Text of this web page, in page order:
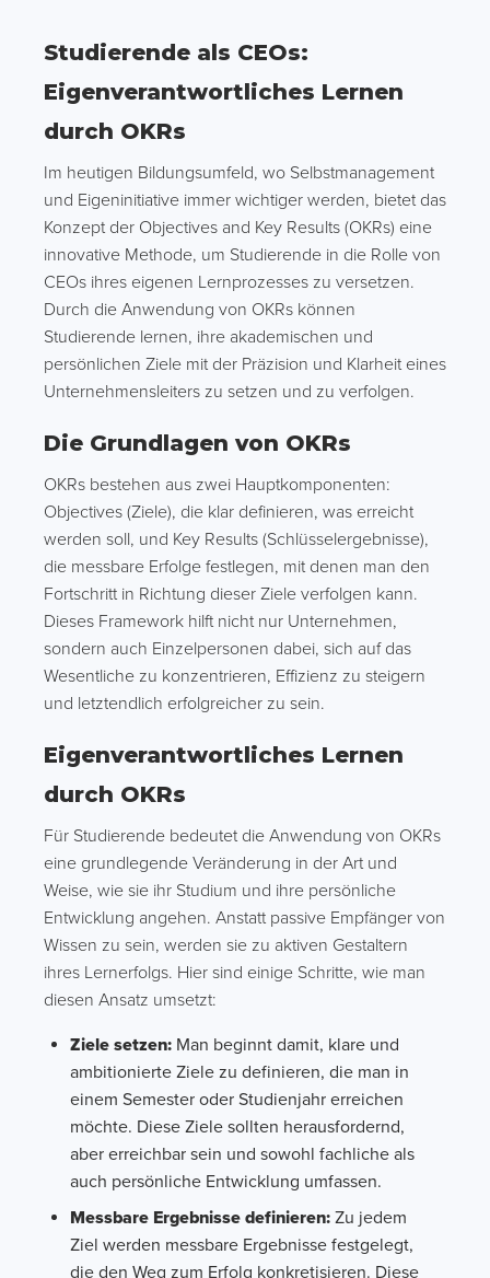
Studierende als CEOs:
Eigenverantwortliches Lernen
durch OKRs
Im heutigen Bildungsumfeld, wo Selbstmanagement
und Eigeninitiative immer wichtiger werden, bietet das
Konzept der Objectives and Key Results (OKRs) eine
innovative Methode, um Studierende in die Rolle von
CEOs ihres eigenen Lernprozesses zu versetzen.
Durch die Anwendung von OKRs können
Studierende lernen, ihre akademischen und
persönlichen Ziele mit der Präzision und Klarheit eines
Unternehmensleiters zu setzen und zu verfolgen.
Die Grundlagen von OKRs
OKRs bestehen aus zwei Hauptkomponenten:
Objectives (Ziele), die klar definieren, was erreicht
werden soll, und Key Results (Schlüsselergebnisse),
die messbare Erfolge festlegen, mit denen man den
Fortschritt in Richtung dieser Ziele verfolgen kann.
Dieses Framework hilft nicht nur Unternehmen,
sondern auch Einzelpersonen dabei, sich auf das
Wesentliche zu konzentrieren, Effizienz zu steigern
und letztendlich erfolgreicher zu sein.
Eigenverantwortliches Lernen
durch OKRs
Für Studierende bedeutet die Anwendung von OKRs
eine grundlegende Veränderung in der Art und
Weise, wie sie ihr Studium und ihre persönliche
Entwicklung angehen. Anstatt passive Empfänger von
Wissen zu sein, werden sie zu aktiven Gestaltern
ihres Lernerfolgs. Hier sind einige Schritte, wie man
diesen Ansatz umsetzt:
Ziele setzen: Man beginnt damit, klare und
ambitionierte Ziele zu definieren, die man in
einem Semester oder Studienjahr erreichen
möchte. Diese Ziele sollten herausfordernd,
aber erreichbar sein und sowohl fachliche als
auch persönliche Entwicklung umfassen.
Messbare Ergebnisse definieren: Zu jedem
Ziel werden messbare Ergebnisse festgelegt,
die den Weg zum Erfolg konkretisieren. Diese